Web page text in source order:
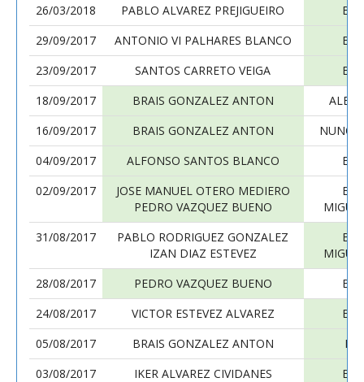
26/03/2018
PABLO ALVAREZ PREJIGUEIRO
29/09/2017
ANTONIO VI PALHARES BLANCO
23/09/2017
SANTOS CARRETO VEIGA
18/09/2017
BRAIS GONZALEZ ANTON
16/09/2017
BRAIS GONZALEZ ANTON
NUNO
04/09/2017
ALFONSO SANTOS BLANCO
02/09/2017
JOSE MANUEL OTERO MEDIERO
PEDRO VAZQUEZ BUENO
31/08/2017
PABLO RODRIGUEZ GONZALEZ
IZAN DIAZ ESTEVEZ
28/08/2017
PEDRO VAZQUEZ BUENO
24/08/2017
VICTOR ESTEVEZ ALVAREZ
05/08/2017
BRAIS GONZALEZ ANTON
03/08/2017
IKER ALVAREZ CIVIDANES